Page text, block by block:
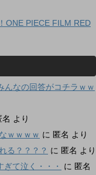
ONE PIECE FILM RED
んなの回答がコチラｗｗ
名 より
ｗｗｗｗ に 匿名 より
る？？？？ に 匿名 より
て泣く・・・
に 匿名